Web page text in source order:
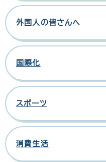
外国人の皆さんへ
国際化
スポーツ
消費生活